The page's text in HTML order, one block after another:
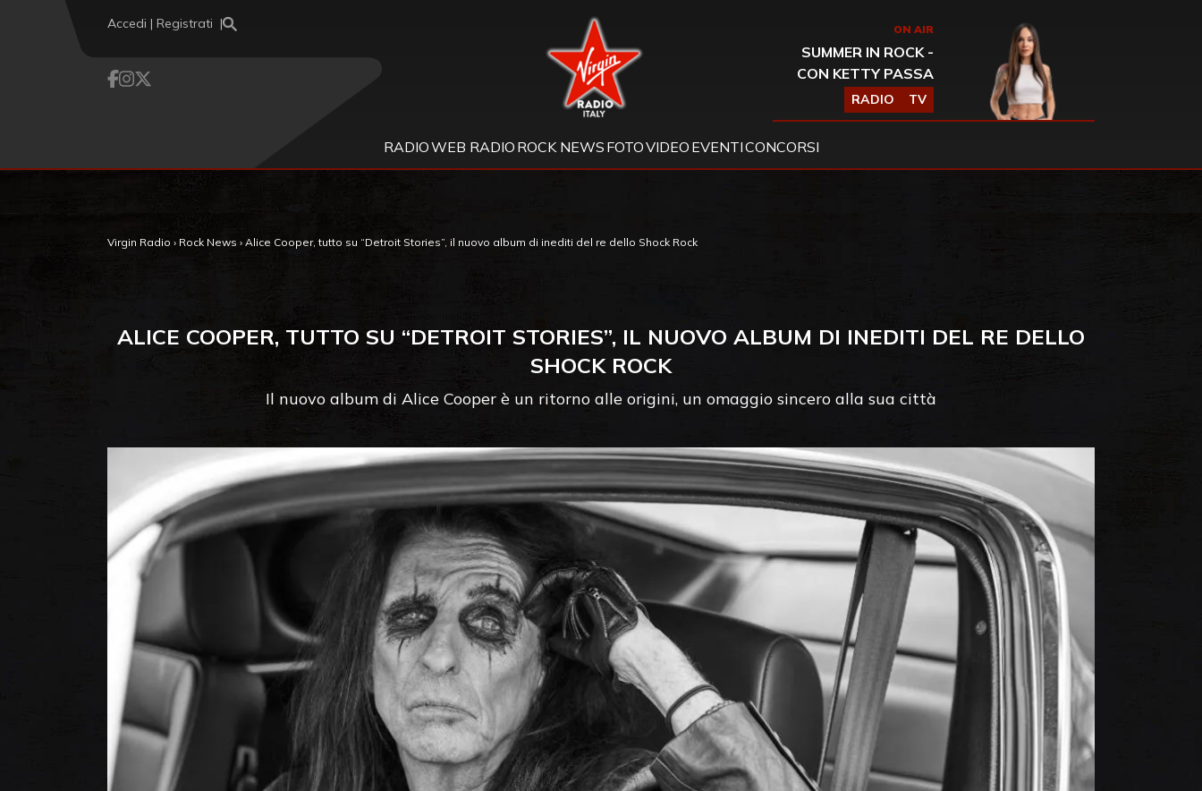
Accedi | Registrati Virgin Radio ON AIR
SUMMER IN ROCK -
CON KETTY PASSA
RADIO TV
RADIOWEB RADIO ROCK NEWS FOTOVIDEO EVENTICONCORSI
Virgin Radio › Rock News › Alice Cooper, tutto su “Detroit Stories”, il nuovo album di inediti del re dello Shock Rock
ALICE COOPER, TUTTO SU “DETROIT STORIES”, IL NUOVO ALBUM DI INEDITI DEL RE DELLO
SHOCK ROCK
Il nuovo album di Alice Cooper è un ritorno alle origini, un omaggio sincero alla sua città